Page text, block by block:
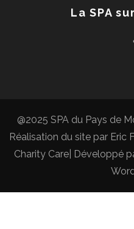
La SPA
@2025 SPA du Pays de
Réalisation du site par Eric
Charity Care| Développé